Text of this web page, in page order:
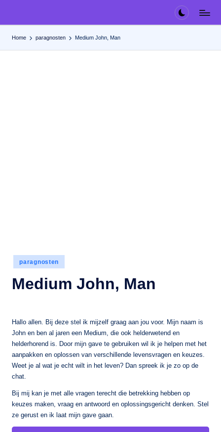
Home paragnosten Medium John, Man
Geplaatst
in
paragnosten
Medium John, Man
Hallo allen. Bij deze stel ik mijzelf graag aan jou voor. Mijn naam is
John en ben al jaren een Medium, die ook helderwetend en
helderhorend is. Door mijn gave te gebruiken wil ik je helpen met het
aanpakken en oplossen van verschillende levensvragen en keuzes.
Weet je al wat je echt wilt in het leven? Dan spreek ik je zo op de
chat.
Bij mij kan je met alle vragen terecht die betrekking hebben op
keuzes maken, vraag en antwoord en oplossingsgericht denken. Stel
ze gerust en ik laat mijn gave gaan.